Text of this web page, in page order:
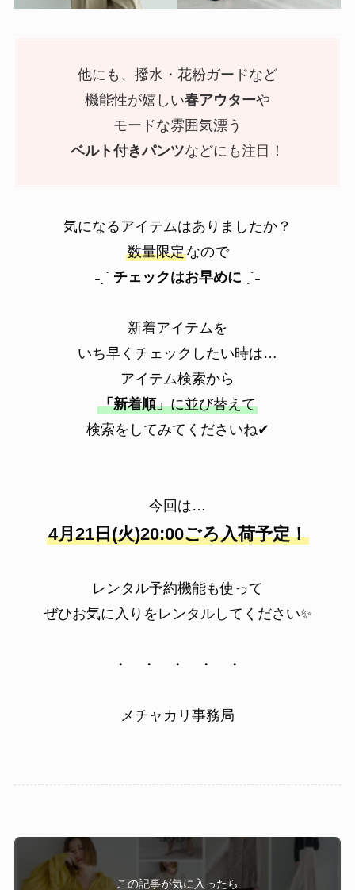
他にも、撥水・花粉ガードなど
機能性が嬉しい春アウターや
モードな雰囲気漂う
ベルト付きパンツなどにも注目！
気になるアイテムはありましたか？
数量限定なので
˗ˏˋ チェックはお早めに ˎˊ˗
新着アイテムを
いち早くチェックしたい時は…
アイテム検索から
「新着順」に並び替えて
検索をしてみてくださいね✔
今回は…
4月21日(火)20:00ごろ入荷予定！
レンタル予約機能も使って
ぜひお気に入りをレンタルしてください✨
・ ・ ・ ・ ・
メチャカリ事務局
この記事が気に入ったら